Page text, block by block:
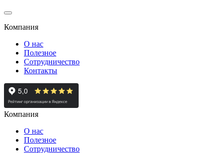
Компания
О нас
Полезное
Сотрудничество
Контакты
Компания
О нас
Полезное
Сотрудничество